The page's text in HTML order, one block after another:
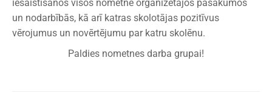
iesaistīšanos visos nometnē organizētajos pasākumos
un nodarbībās, kā arī katras skolotājas pozitīvus
vērojumus un novērtējumu par katru skolēnu.
Paldies nometnes darba grupai!